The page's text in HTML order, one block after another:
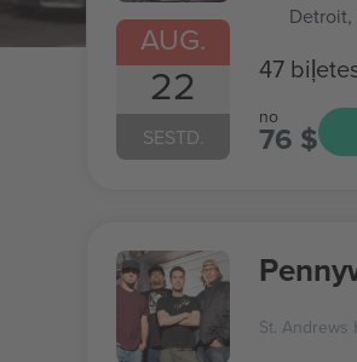
AUG.
22
SESTD.
Detroit,
47
no
76 $
St. Andrews